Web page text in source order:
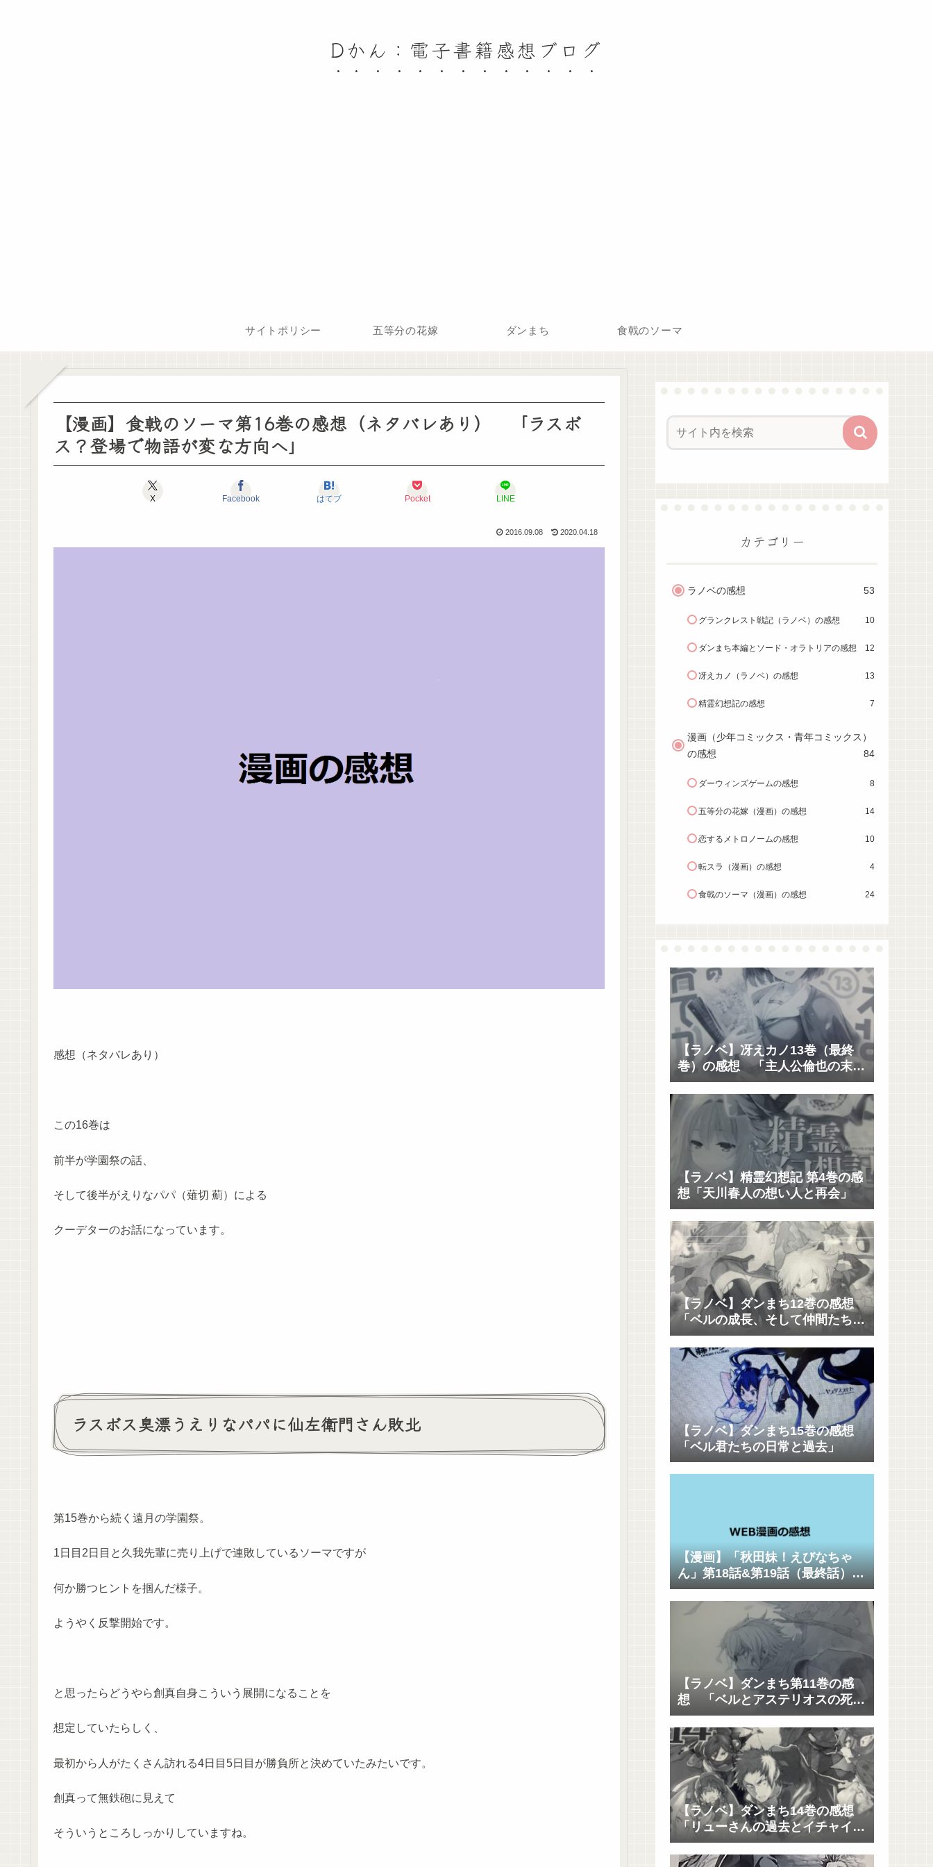
Dかん：電子書籍感想ブログ
サイトポリシー 五等分の花嫁 ダンまち 食戟のソーマ
【漫画】食戟のソーマ第16巻の感想（ネタバレあり） 「ラスボ
ス？登場で物語が変な方向へ」
X Facebook はてブ Pocket LINE
2016.09.08 2020.04.18
感想（ネタバレあり）
この16巻は
前半が学園祭の話、
そして後半がえりなパパ（薙切 薊）による
クーデターのお話になっています。
ラスボス臭漂うえりなパパに仙左衛門さん敗北
第15巻から続く遠月の学園祭。
1日目2日目と久我先輩に売り上げで連敗しているソーマですが
何か勝つヒントを掴んだ様子。
ようやく反撃開始です。
と思ったらどうやら創真自身こういう展開になることを
想定していたらしく、
最初から人がたくさん訪れる4日目5日目が勝負所と決めていたみたいです。
創真って無鉄砲に見えて
そういうところしっかりしていますね。
カテゴリー
ラノベの感想 53
グランクレスト戦記（ラノベ）の感想 10
ダンまち本編とソード・オラトリアの感想 12
冴えカノ（ラノベ）の感想 13
精霊幻想記の感想 7
漫画（少年コミックス・青年コミックス）
の感想
84
ダーウィンズゲームの感想 8
五等分の花嫁（漫画）の感想 14
恋するメトロノームの感想 10
転スラ（漫画）の感想 4
食戟のソーマ（漫画）の感想 24
【ラノベ】冴えカノ13巻（最終
巻）の感想 「主人公倫也の末路
と未来に寄り添うのは?」
【ラノベ】精霊幻想記 第4巻の感
想「天川春人の想い人と再会」
【ラノベ】ダンまち12巻の感想
「ベルの成長、そして仲間たちの
成長」
【ラノベ】ダンまち15巻の感想
「ベル君たちの日常と過去」
【漫画】「秋田妹！えびなちゃ
ん」第18話&第19話（最終話）の
感想（ネタバレあり） 「ハッピ
ーエンドｷﾀ――(ﾟ∀ﾟ)――!!」
【ラノベ】ダンまち第11巻の感
想 「ベルとアステリオスの死闘
も見どころだけど、各キャラの思
惑と駆け引きも面白い」
【ラノベ】ダンまち14巻の感想
「リューさんの過去とイチャイチ
ャと決着」